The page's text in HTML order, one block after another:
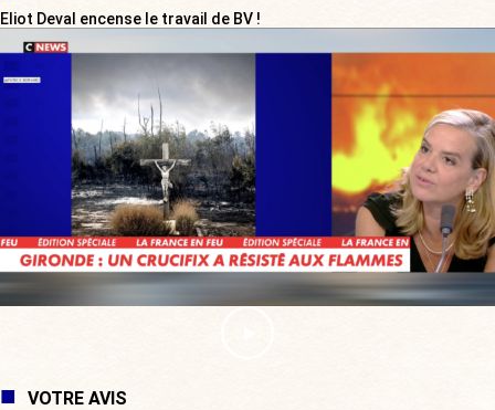
Eliot Deval encense le travail de BV !
VOTRE AVIS